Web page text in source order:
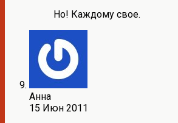
Но! Каждому свое.
Анна
15 Июн 2011